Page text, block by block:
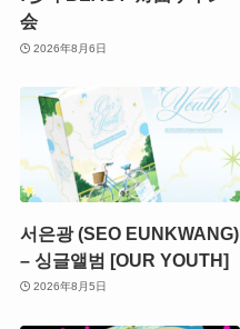
会
2026年8月6日
서은광 (SEO EUNKWANG)
– 싱글앨범 [OUR YOUTH]
2026年8月5日